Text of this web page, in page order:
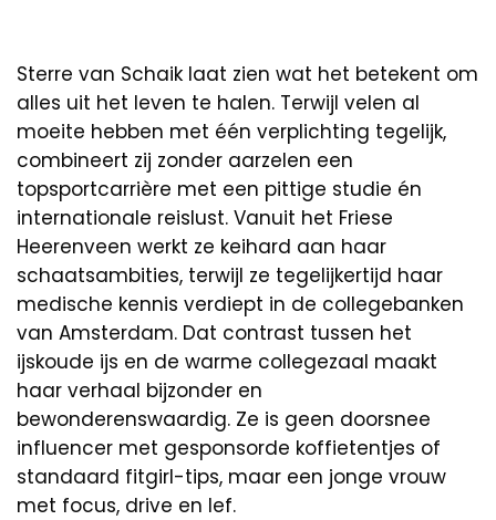
Sterre van Schaik laat zien wat het betekent om
alles uit het leven te halen. Terwijl velen al
moeite hebben met één verplichting tegelijk,
combineert zij zonder aarzelen een
topsportcarrière met een pittige studie én
internationale reislust. Vanuit het Friese
Heerenveen werkt ze keihard aan haar
schaatsambities, terwijl ze tegelijkertijd haar
medische kennis verdiept in de collegebanken
van Amsterdam. Dat contrast tussen het
ijskoude ijs en de warme collegezaal maakt
haar verhaal bijzonder en
bewonderenswaardig. Ze is geen doorsnee
influencer met gesponsorde koffietentjes of
standaard fitgirl-tips, maar een jonge vrouw
met focus, drive en lef.